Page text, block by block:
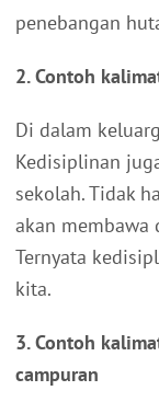
penebangan
2. Contoh
Di dalam
Kedisiplinan
sekolah. Tidak
akan membawa
Ternyata
kita.
3. Contoh
campuran